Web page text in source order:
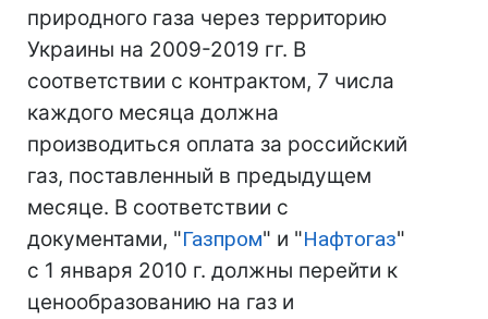
природного газа через территорию
Украины на 2009-2019 гг. В
соответствии с контрактом, 7 числа
каждого месяца должна
производиться оплата за российский
газ, поставленный в предыдущем
месяце. В соответствии с
документами, "Газпром" и "Нафтогаз"
с 1 января 2010 г. должны перейти к
ценообразованию на газ и